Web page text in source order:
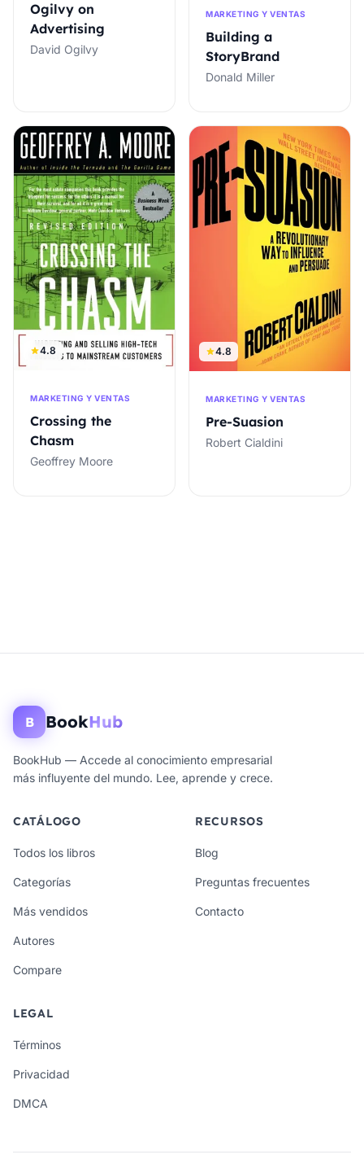
Ogilvy on
Advertising
David Ogilvy
MARKETING Y VENTAS
Building a
StoryBrand
Donald Miller
4.8
MARKETING Y VENTAS
Crossing the
Chasm
Geoffrey Moore
4.8
MARKETING Y VENTAS
Pre-Suasion
Robert Cialdini
B BookHub
BookHub — Accede al conocimiento empresarial
más influyente del mundo. Lee, aprende y crece.
CATÁLOGO
Todos los libros
Categorías
Más vendidos
Autores
Compare
RECURSOS
Blog
Preguntas frecuentes
Contacto
LEGAL
Términos
Privacidad
DMCA